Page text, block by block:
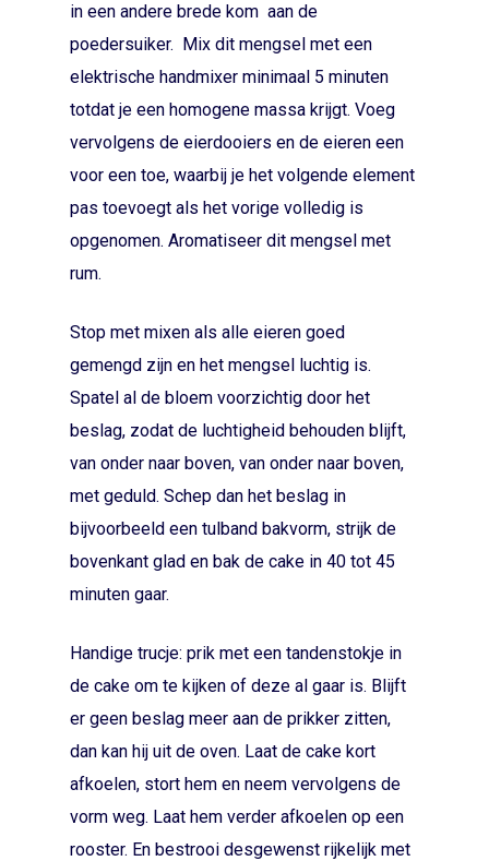
in een andere brede kom aan de
poedersuiker. Mix dit mengsel met een
elektrische handmixer minimaal 5 minuten
totdat je een homogene massa krijgt. Voeg
vervolgens de eierdooiers en de eieren een
voor een toe, waarbij je het volgende element
pas toevoegt als het vorige volledig is
opgenomen. Aromatiseer dit mengsel met
rum.
Stop met mixen als alle eieren goed
gemengd zijn en het mengsel luchtig is.
Spatel al de bloem voorzichtig door het
beslag, zodat de luchtigheid behouden blijft,
van onder naar boven, van onder naar boven,
met geduld. Schep dan het beslag in
bijvoorbeeld een tulband bakvorm, strijk de
bovenkant glad en bak de cake in 40 tot 45
minuten gaar.
Handige trucje: prik met een tandenstokje in
de cake om te kijken of deze al gaar is. Blijft
er geen beslag meer aan de prikker zitten,
dan kan hij uit de oven. Laat de cake kort
afkoelen, stort hem en neem vervolgens de
vorm weg. Laat hem verder afkoelen op een
rooster. En bestrooi desgewenst rijkelijk met